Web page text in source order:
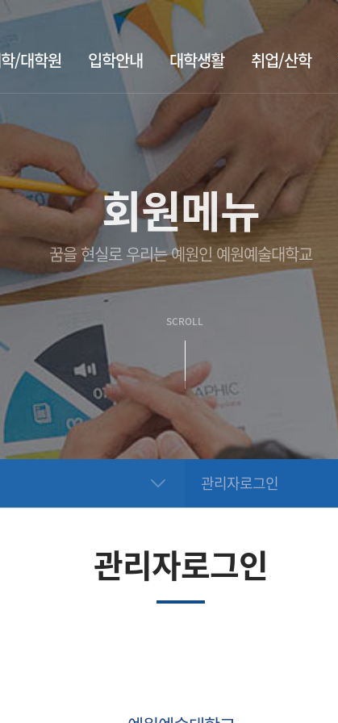
/대학원 입학안내 대학생활 취업/산학
회원메뉴
꿈을 현실로 우리는 예원인 예원예술대학교
SCROLL
관리자로그인
관리자로그인